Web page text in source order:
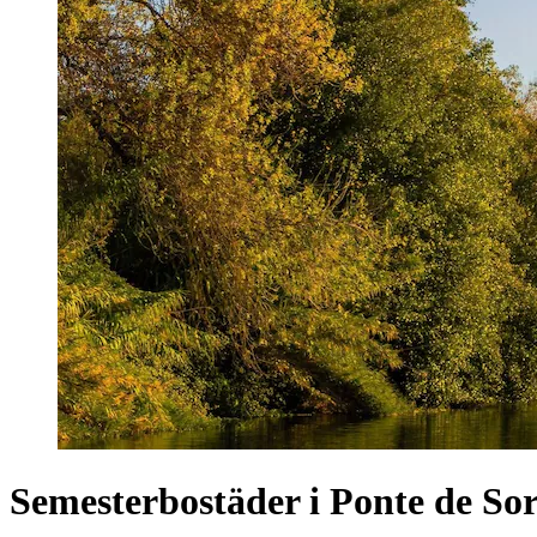
Semesterbostäder i Ponte de